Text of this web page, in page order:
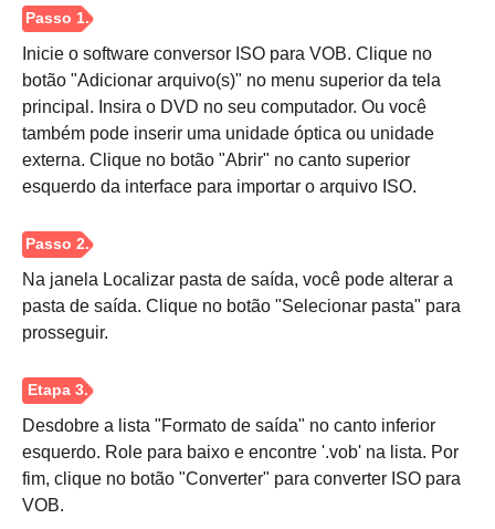
Passo 1.
Inicie o software conversor ISO para VOB. Clique no
botão "Adicionar arquivo(s)" no menu superior da tela
principal. Insira o DVD no seu computador. Ou você
também pode inserir uma unidade óptica ou unidade
externa. Clique no botão "Abrir" no canto superior
esquerdo da interface para importar o arquivo ISO.
Na janela Localizar pasta de saída, você pode alterar a
pasta de saída. Clique no botão "Selecionar pasta" para
prosseguir.
Desdobre a lista "Formato de saída" no canto inferior
esquerdo. Role para baixo e encontre '.vob' na lista. Por
fim, clique no botão "Converter" para converter ISO para
VOB.